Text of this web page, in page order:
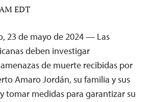
EDT
23 de mayo de 2024 — Las
deben investigar
de muerte recibidas por
Amaro Jordán, su familia y sus
tomar medidas para garantizar su